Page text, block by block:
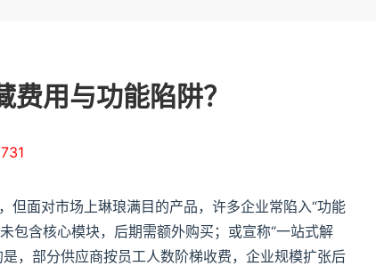
用与功能陷阱？
731
但面对市场上琳琅满目的产品，许多企业常陷入“功能
包含核心模块，后期需额外购买；或宣称“一站式解
，部分供应商按员工人数阶梯收费，企业规模扩张后